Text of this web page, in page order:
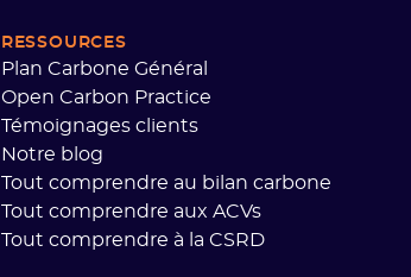
RESSOURCES
Plan Carbone Général
Open Carbon Practice
Témoignages clients
Notre blog
Tout comprendre au bilan carbone
Tout comprendre aux ACVs
Tout comprendre à la CSRD